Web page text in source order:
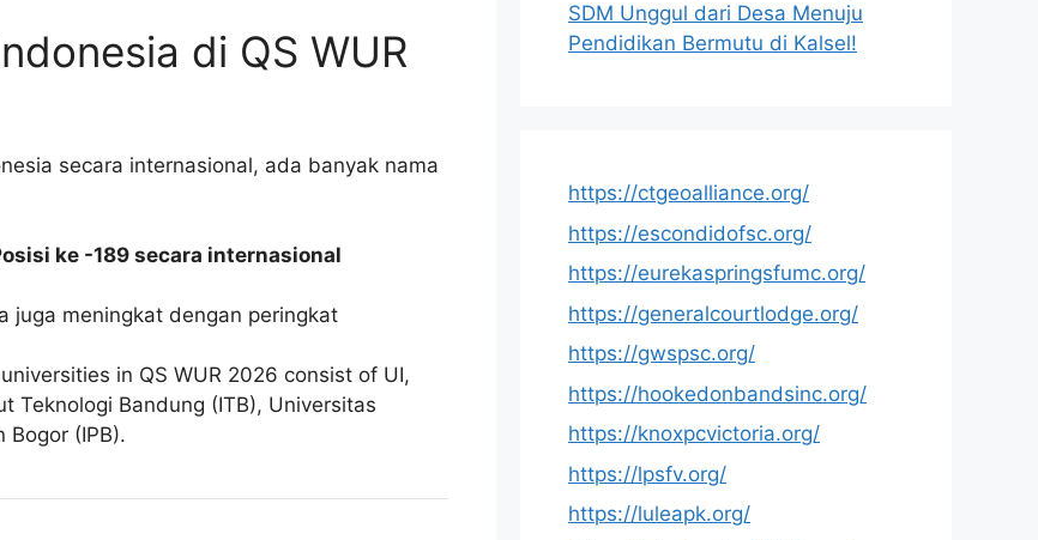
di QS WUR
secara internasional, ada banyak nama
ke -189 secara internasional
juga meningkat dengan peringkat
in QS WUR 2026 consist of UI,
Teknologi Bandung (ITB), Universitas
(IPB).
SDM Unggul dari Desa Menuju
Pendidikan Bermutu di Kalsel!
https://ctgeoalliance.org/
https://escondidofsc.org/
https://eurekaspringsfumc.org/
https://generalcourtlodge.org/
https://gwspsc.org/
https://hookedonbandsinc.org/
https://knoxpcvictoria.org/
https://lpsfv.org/
https://luleapk.org/